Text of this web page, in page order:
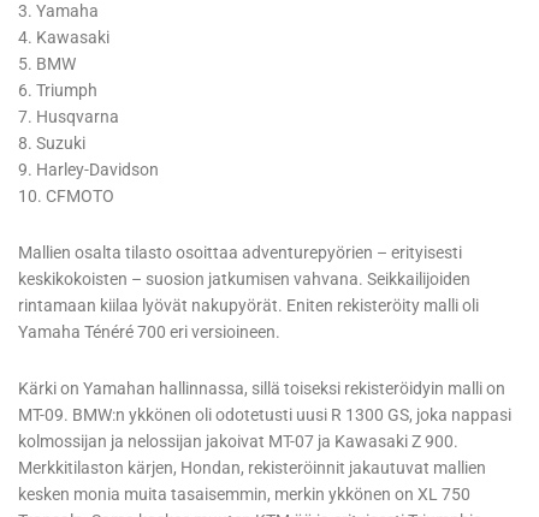
3. Yamaha
4. Kawasaki
5. BMW
6. Triumph
7. Husqvarna
8. Suzuki
9. Harley-Davidson
10. CFMOTO
Mallien osalta tilasto osoittaa adventurepyörien – erityisesti
keskikokoisten – suosion jatkumisen vahvana. Seikkailijoiden
rintamaan kiilaa lyövät nakupyörät. Eniten rekisteröity malli oli
Yamaha Ténéré 700 eri versioineen.
Kärki on Yamahan hallinnassa, sillä toiseksi rekisteröidyin malli on
MT-09. BMW:n ykkönen oli odotetusti uusi R 1300 GS, joka nappasi
kolmossijan ja nelossijan jakoivat MT-07 ja Kawasaki Z 900.
Merkkitilaston kärjen, Hondan, rekisteröinnit jakautuvat mallien
kesken monia muita tasaisemmin, merkin ykkönen on XL 750